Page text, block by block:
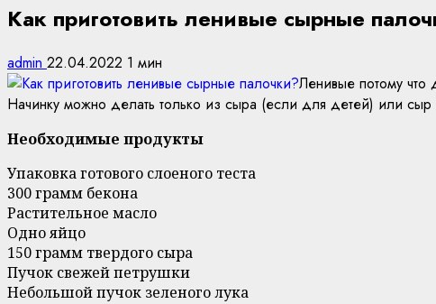
Как приготовить ленивые сырные
admin 22.04.2022 1 мин
Ленивые потому что
Начинку можно делать только из сыра (если для детей) или
Необходимые продукты
Упаковка готового слоеного теста
300 грамм бекона
Растительное масло
Одно яйцо
150 грамм твердого сыра
Пучок свежей петрушки
Небольшой пучок зеленого лука